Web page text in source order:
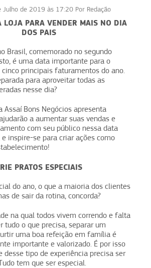
Julho de 2019 às 17:20 Por Redação
LOJA PARA VENDER MAIS NO DIA
DOS PAIS
Brasil, comemorado no segundo
é uma data importante para o
principais faturamentos do ano.
para aproveitar todas as
nesse dia?
Assaí Bons Negócios apresenta
a aumentar suas vendas e
com seu público nessa data
e inspire-se para criar ações como
PRATOS ESPECIAIS
do ano, o que a maioria dos clientes
de sair da rotina, concorda?
na qual todos vivem correndo e falta
tudo o que precisa, separar um
uma boa refeição em família é
importante e valorizado. É por isso
desse tipo de experiência precisa ser
tem que ser especial.